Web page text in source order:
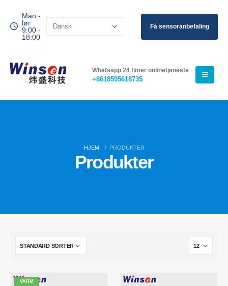
Man -
lør
9:00 -
18:00
Få sensoranbefaling
Whatsapp 24 timer onlinetjeneste
+8618595618735
HJEM PRODUKTER
Produkter
VARM